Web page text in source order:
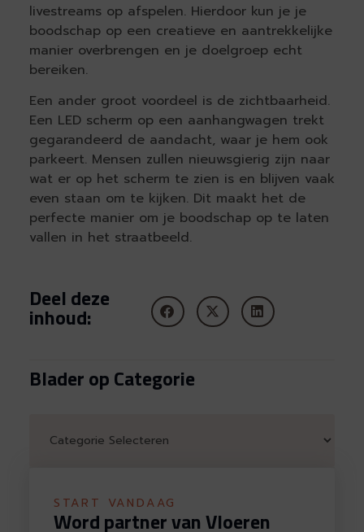
livestreams op afspelen. Hierdoor kun je je
boodschap op een creatieve en aantrekkelijke
manier overbrengen en je doelgroep echt
bereiken.
Een ander groot voordeel is de zichtbaarheid.
Een LED scherm op een aanhangwagen trekt
gegarandeerd de aandacht, waar je hem ook
parkeert. Mensen zullen nieuwsgierig zijn naar
wat er op het scherm te zien is en blijven vaak
even staan om te kijken. Dit maakt het de
perfecte manier om je boodschap op te laten
vallen in het straatbeeld.
Deel deze
inhoud:
Blader op Categorie
START VANDAAG
Word partner van Vloeren